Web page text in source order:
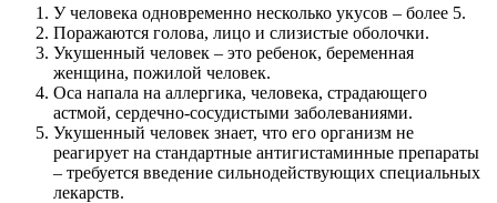
У человека одновременно несколько укусов – более 5.
Поражаются голова, лицо и слизистые оболочки.
Укушенный человек – это ребенок, беременная
женщина, пожилой человек.
Оса напала на аллергика, человека, страдающего
астмой, сердечно-сосудистыми заболеваниями.
Укушенный человек знает, что его организм не
реагирует на стандартные антигистаминные препараты
– требуется введение сильнодействующих специальных
лекарств.